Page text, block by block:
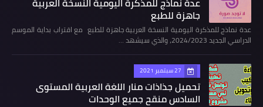
جاهزة للطبع
عدة نماذج للمذكرة اليومية النسخة العربية جاهزة للطبع مع اقتراب بداية الموسم
الدراسي الجديد 2024/2023، والذي سيشهد …
27 سبتمبر 2021
تحميل جذاذات منار اللغة العربية المستوى
السادس منقح جميع الوحدات